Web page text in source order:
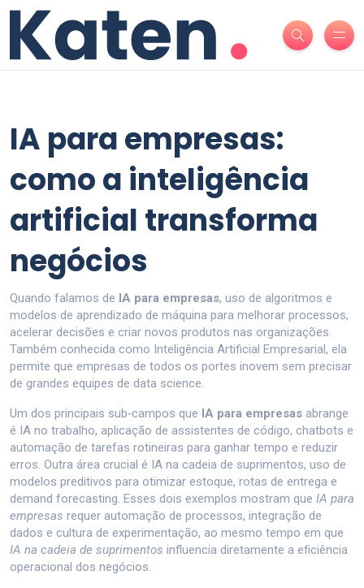
IA para empresas:
como a inteligência
artificial transforma
negócios
Quando falamos de IA para empresas, uso de algoritmos e
modelos de aprendizado de máquina para melhorar processos,
acelerar decisões e criar novos produtos nas organizações.
Também conhecida como Inteligência Artificial Empresarial, ela
permite que empresas de todos os portes inovem sem precisar
de grandes equipes de data science.
Um dos principais sub‑campos que IA para empresas abrange
é IA no trabalho, aplicação de assistentes de código, chatbots e
automação de tarefas rotineiras para ganhar tempo e reduzir
erros. Outra área crucial é IA na cadeia de suprimentos, uso de
modelos preditivos para otimizar estoque, rotas de entrega e
demand forecasting. Esses dois exemplos mostram que IA para
empresas requer automação de processos, integração de
dados e cultura de experimentação, ao mesmo tempo em que
IA na cadeia de suprimentos influencia diretamente a eficiência
operacional dos negócios.